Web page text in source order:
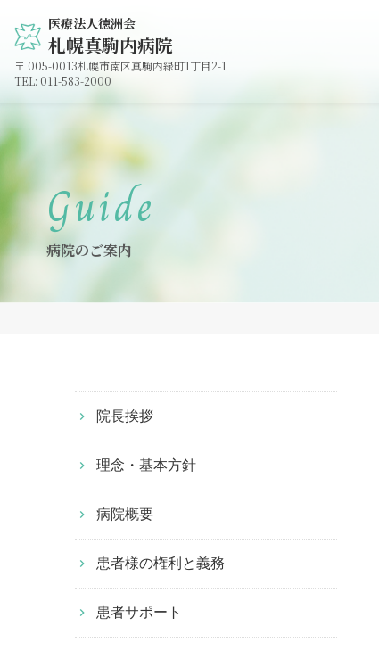
医療法人徳洲会
札幌真駒内病院
005-0013札幌市南区真駒内緑町1丁目2-1
011-583-2000
病院のご案内
Guide
院長挨拶
理念・基本方針
病院概要
患者様の権利と義務
患者サポート